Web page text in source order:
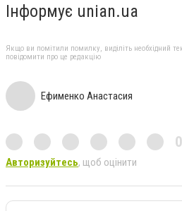
Інформує unian.ua
Якщо ви помітили помилку, виділіть необхідний
повідомити про це редакцію
Ефименко Анастасия
Авторизуйтесь, щоб оцінити